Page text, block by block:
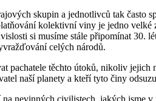
skupin a jednotlivců tak často
kolektivní viny je jedno velké
si musíme stále připomínat 30.
celých národů.
pachatele těchto útoků, nikoliv jejich
naší planety a kteří tyto činy